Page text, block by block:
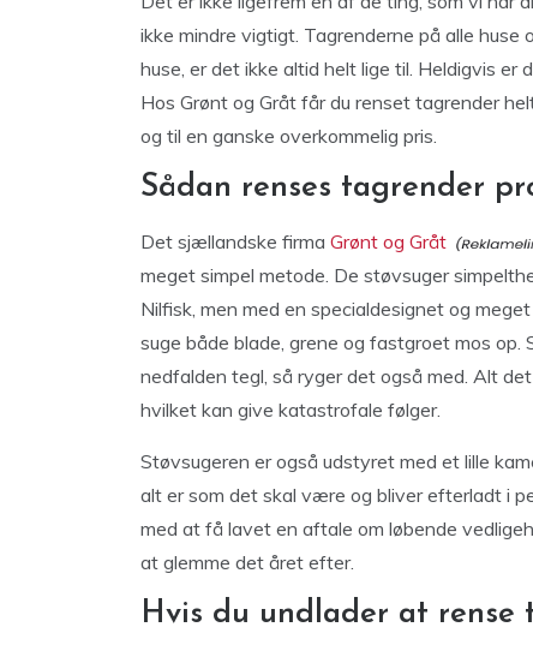
ikke mindre vigtigt. Tagrenderne på alle huse
huse, er det ikke altid helt lige til. Heldigvis
Hos Grønt og Gråt får du renset tagrender
og til en ganske overkommelig pris.
Sådan renses tagrender
Det sjællandske firma Grønt og Gråt
meget simpel metode. De støvsuger
Nilfisk, men med en specialdesignet og
suge både blade, grene og fastgroet mos op.
nedfalden tegl, så ryger det også med. Alt
hvilket kan give katastrofale følger.
Støvsugeren er også udstyret med et lille
alt er som det skal være og bliver efterladt i
med at få lavet en aftale om løbende
at glemme det året efter.
Hvis du undlader at rense